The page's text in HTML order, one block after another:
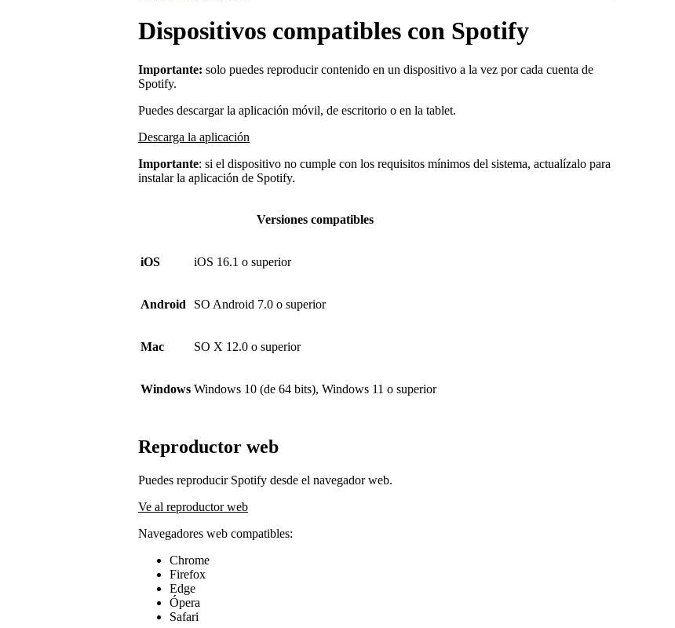
Dispositivos compatibles con Spotify
Importante: solo puedes reproducir contenido en un dispositivo a la vez por cada cuenta de
Spotify.
Puedes descargar la aplicación móvil, de escritorio o en la tablet.
Descarga la aplicación
Importante: si el dispositivo no cumple con los requisitos mínimos del sistema, actualízalo para
instalar la aplicación de Spotify.
Versiones compatibles
iOS iOS 16.1 o superior
Android SO Android 7.0 o superior
Mac SO X 12.0 o superior
Windows Windows 10 (de 64 bits), Windows 11 o superior
Reproductor web
Puedes reproducir Spotify desde el navegador web.
Ve al reproductor web
Navegadores web compatibles:
Chrome
Firefox
Edge
Ópera
Safari